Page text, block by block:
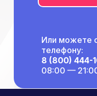
Или можете
телефону:
8 (800) 444-
08:00 —